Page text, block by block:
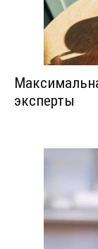
эксперты